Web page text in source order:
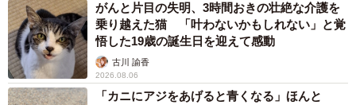
がんと片目の失明、3時間おきの壮絶な介護を
乗り越えた猫 「叶わないかもしれない」と覚
悟した19歳の誕生日を迎えて感動
古川 諭香
2026.08.06
「カニにアジをあげると青くなる」ほんと